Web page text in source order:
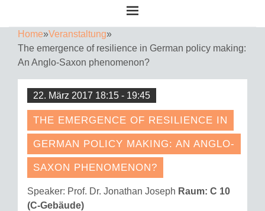
Home»Veranstaltung»
The emergence of resilience in German policy making:
An Anglo-Saxon phenomenon?
22. März 2017 18:15 - 19:45
THE EMERGENCE OF RESILIENCE IN
GERMAN POLICY MAKING: AN ANGLO-
SAXON PHENOMENON?
Speaker: Prof. Dr. Jonathan Joseph Raum: C 10
(C-Gebäude)